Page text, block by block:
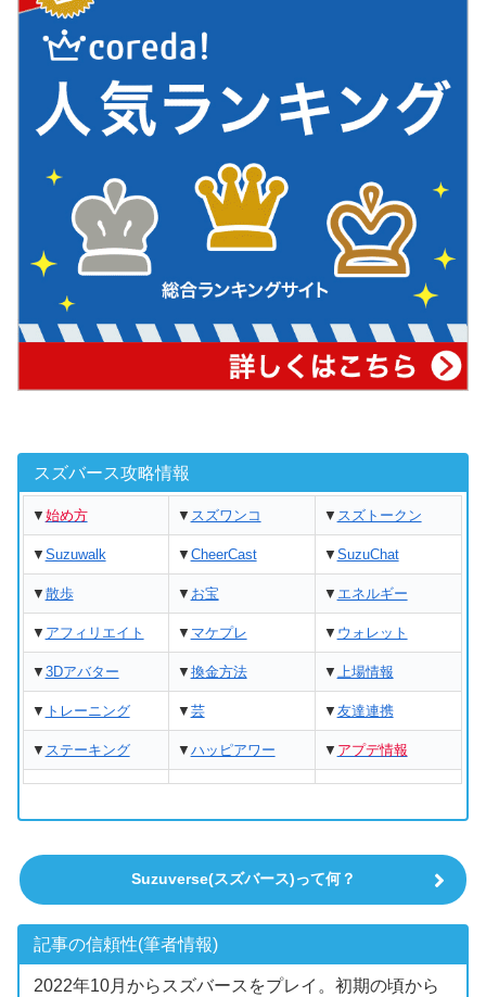
スズバース攻略情報
▼ 始め方 ▼ スズワンコ ▼ スズトークン
▼ Suzuwalk ▼ CheerCast ▼ SuzuChat
▼ 散歩 ▼ お宝 ▼ エネルギー
▼ アフィリエイト ▼ マケプレ ▼ ウォレット
▼ 3Dアバター ▼ 換金方法 ▼ 上場情報
▼ トレーニング ▼ 芸 ▼ 友達連携
▼ ステーキング ▼ ハッピアワー ▼ アプデ情報
Suzuverse(スズバース)って何？
記事の信頼性(筆者情報)
2022年10月からスズバースをプレイ。初期の頃から